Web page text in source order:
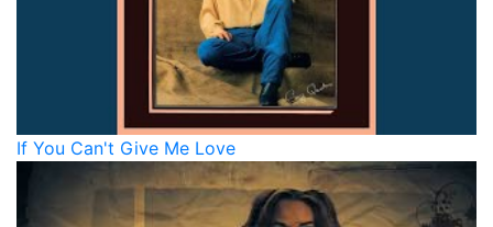
If You Can't Give Me Love